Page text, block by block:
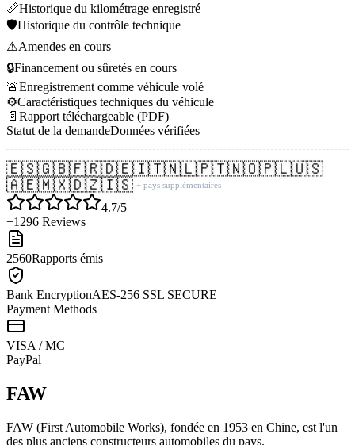
📏Historique du kilométrage enregistré
🛡️Historique du contrôle technique
⚠️Amendes en cours
🔒Financement ou sûretés en cours
🚨Enregistrement comme véhicule volé
⚙️Caractéristiques techniques du véhicule
📄 Rapport téléchargeable (PDF)
Statut de la demandeDonnées vérifiées
🇪🇸🇬🇧🇫🇷🇩🇪🇮🇹🇳🇱🇵🇹🇳🇴🇵🇱🇺🇸
🇦🇪🇲🇽🇩🇿🇮🇸 + pays supplémentaires
4.7/5
+1296 Reviews
2560Rapports émis
Bank EncryptionAES-256 SSL SECURE
Payment Methods
VISA / MC
PayPal
FAW
FAW (First Automobile Works), fondée en 1953 en Chine, est l'un
des plus anciens constructeurs automobiles du pays.